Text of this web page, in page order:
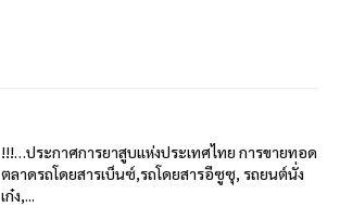
!!!…ประกาศการยาสูบแห่งประเทศไทย การขายทอด
ตลาดรถโดยสารเบ็นซ์,รถโดยสารอีซูซุ, รถยนต์นั่ง
เก๋ง,...